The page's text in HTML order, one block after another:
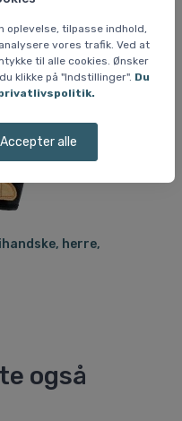
oplevelse, tilpasse indhold,
vores trafik. Ved at
til alle cookies. Ønsker
klikke på "Indstillinger". Du
Accepter alle
herre,
også